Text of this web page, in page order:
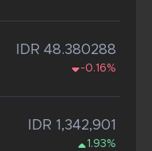
IDR 48.380288
-0.16%
IDR 1,342,901
1.93%